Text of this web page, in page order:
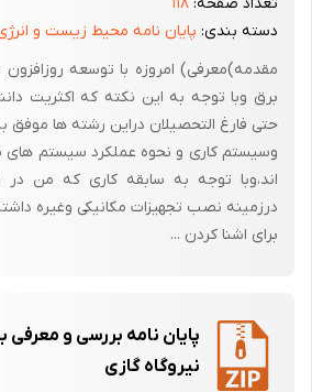
جدا سازی بخار از آب که از مهمترین وظایف
پس از آن که سیال محرک (آب) در بویلر به
به دلیل این که سیال محرک در نیروگاه
انجام کار در توربین بخار به صورت دو فازه
دسته بندی: پایان نامه محیط زیست و
مقدمه)معرفی) امروزه با توسعه
برق وبا توجه به این نکته که اکثریت
حتی فارغ التحصیلان دراین رشته ها موفق به
وسیستم کاری و نحوه عملکرد سیستم های
اند،وبا توجه به سابقه کاری که من در
درزمینه نصب تجهیزات مکانیکی وغیره
برای اشنا کردن ...
پایان نامه بررسی و
نیروگاه گازی